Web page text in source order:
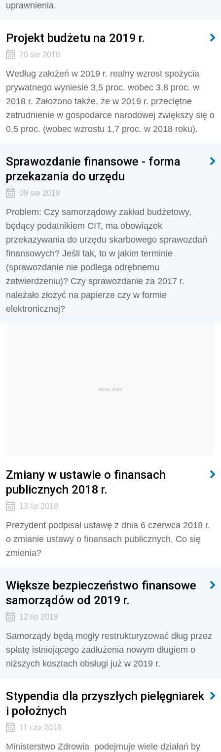
uprawnienia.
Projekt budżetu na 2019 r.
20 sie 2018
Według założeń w 2019 r. realny wzrost spożycia
prywatnego wyniesie 3,5 proc. wobec 3,8 proc. w
2018 r. Założono także, że w 2019 r. przeciętne
zatrudnienie w gospodarce narodowej zwiększy się o
0,5 proc. (wobec wzrostu 1,7 proc. w 2018 roku).
Sprawozdanie finansowe - forma
przekazania do urzędu
09 sie 2018
Problem: Czy samorządowy zakład budżetowy,
będący podatnikiem CIT, ma obowiązek
przekazywania do urzędu skarbowego sprawozdań
finansowych? Jeśli tak, to w jakim terminie
(sprawozdanie nie podlega odrębnemu
zatwierdzeniu)? Czy sprawozdanie za 2017 r.
należało złożyć na papierze czy w formie
elektronicznej?
REKLAMA
Zmiany w ustawie o finansach
publicznych 2018 r.
13 lip 2018
Prezydent podpisał ustawę z dnia 6 czerwca 2018 r.
o zmianie ustawy o finansach publicznych. Co się
zmienia?
Większe bezpieczeństwo finansowe
samorządów od 2019 r.
12 lip 2018
Samorządy będą mogły restrukturyzować dług przez
spłatę istniejącego zadłużenia nowym długiem o
niższych kosztach obsługi już w 2019 r.
Stypendia dla przyszłych pielęgniarek
i położnych
11 cze 2018
Ministerstwo Zdrowia podejmuje wiele działań by